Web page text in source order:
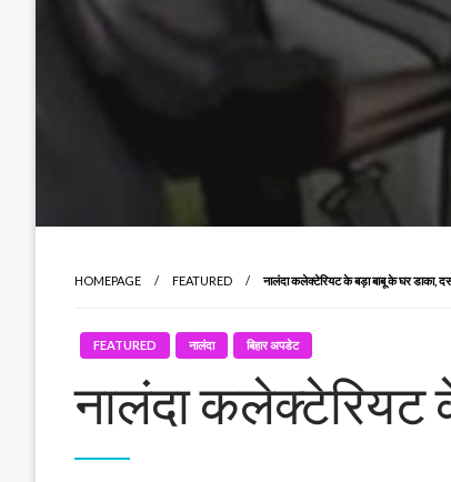
HOMEPAGE FEATURED नालंदा कलेक्टेरियट के बड़ा बाबू के घर डाका,
FEATURED नालंदा बिहार अपडेट
नालंदा कलेक्टेरियट